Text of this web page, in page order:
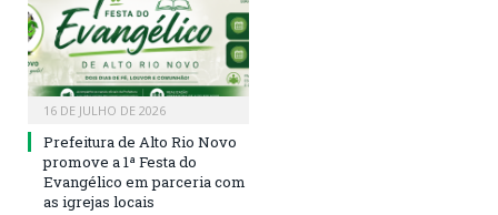
16 DE JULHO DE 2026
Prefeitura de Alto Rio Novo
promove a 1ª Festa do
Evangélico em parceria com
as igrejas locais